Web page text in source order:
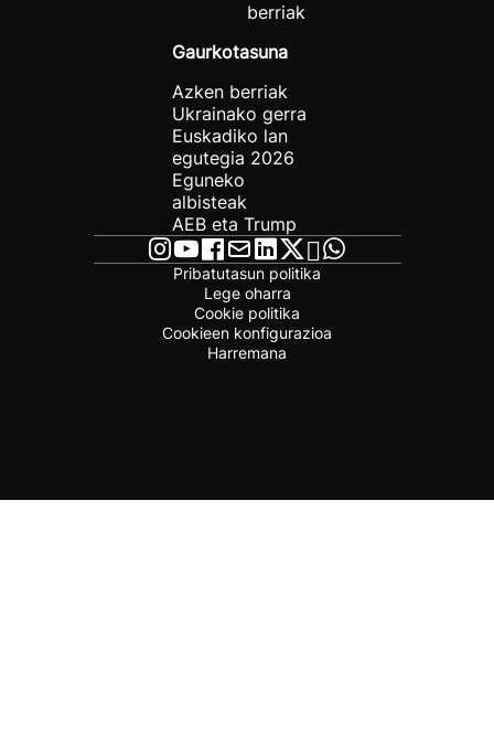
berriak
Gaurkotasuna
Azken berriak
Ukrainako gerra
Euskadiko lan
egutegia 2026
Eguneko
albisteak
AEB eta Trump
Pribatutasun politika
Lege oharra
Cookie politika
Cookieen konfigurazioa
Harremana